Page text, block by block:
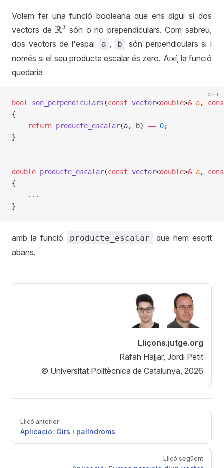
Volem fer una funció booleana que ens digui si dos
vectors deR3 són o no prependiculars. Com sabreu,
dos vectors de l'espai
a , b
són perpendiculars si i
només si el seu producte escalar és zero. Així, la funció
quedaria
c++
bool son_perpendiculars (const vector<double>& a,
{
    return
producte_escalar(a, b) == 0;
}
double producte_escalar(const vector<double>& a,
{
    ...
}
amb la funció producte_escalar
que hem escrit
abans.
Lliçons.jutge.org
Rafah Hajjar, Jordi Petit
© Universitat Politècnica de Catalunya, 2026
Pager
Lliçó anterior
Aplicació: Girs i palíndroms
Lliçó següent